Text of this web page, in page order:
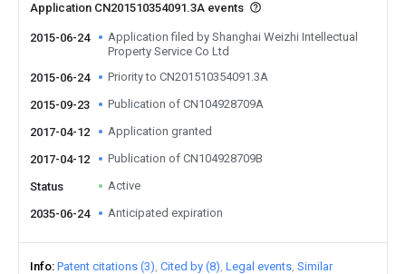
Application CN201510354091.3A events
2015-06-24
Application filed by Shanghai Weizhi Intellectual
Property Service Co Ltd
2015-06-24
Priority to CN201510354091.3A
2015-09-23 Publication of CN104928709A
2017-04-12 Application granted
2017-04-12 Publication of CN104928709B
Status Active
2035-06-24 Anticipated expiration
Info Patent citations (3) Cited by (8) Legal events Similar